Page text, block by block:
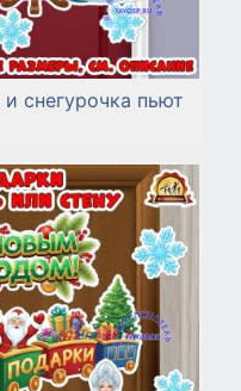
снегурочка пьют